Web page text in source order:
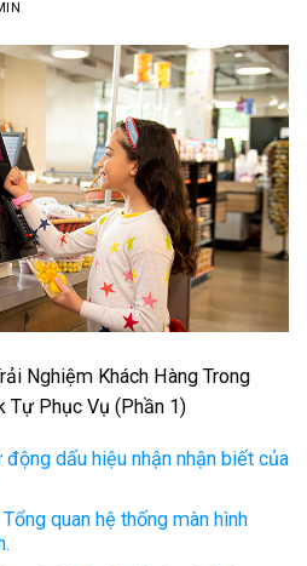
Nghiệm Khách Hàng Trong
Tự Phục Vụ (Phần 1)
dấu hiệu nhận nhận biết của
quan hệ thống màn hình